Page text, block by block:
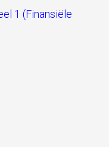
1 (Finansiële